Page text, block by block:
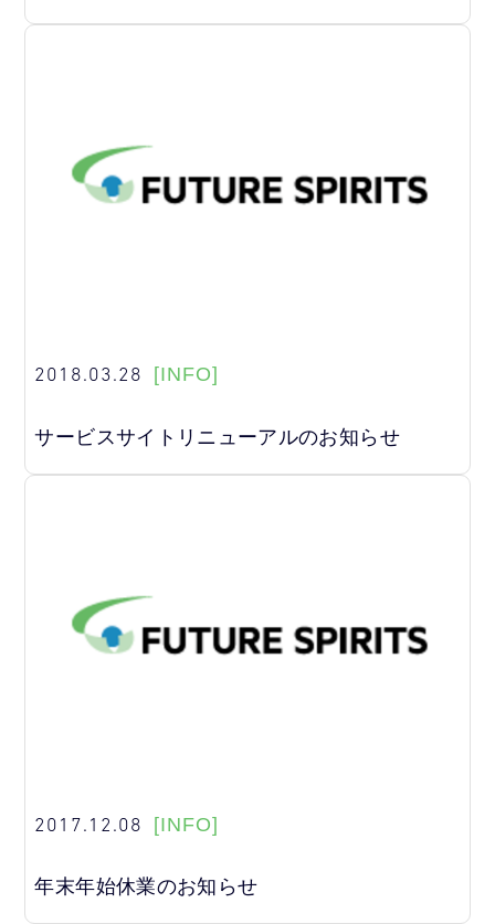
2018.03.28 [INFO]
サービスサイトリニューアルのお知らせ
2017.12.08 [INFO]
年末年始休業のお知らせ